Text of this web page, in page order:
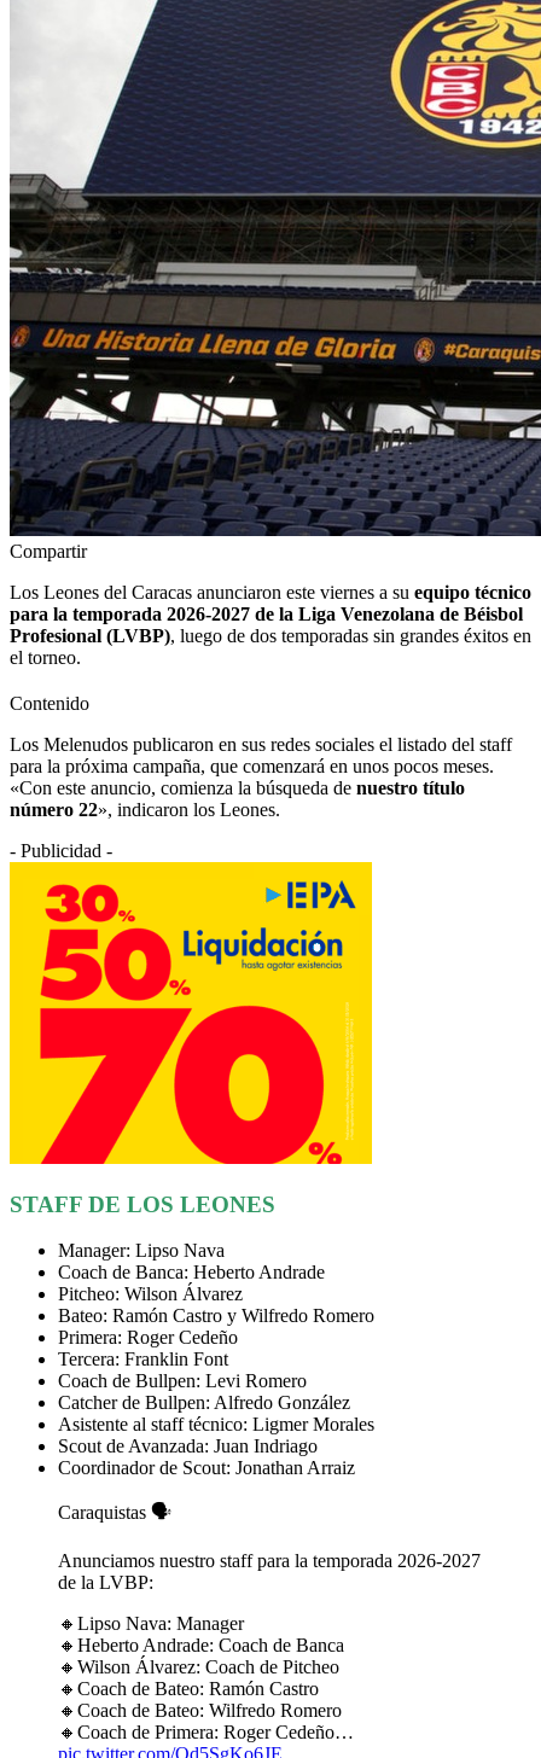
Compartir
Los Leones del Caracas anunciaron este viernes a su equipo técnico
para la temporada 2026-2027 de la Liga Venezolana de Béisbol
Profesional (LVBP), luego de dos temporadas sin grandes éxitos en
el torneo.
Contenido
Los Melenudos publicaron en sus redes sociales el listado del staff
para la próxima campaña, que comenzará en unos pocos meses.
«Con este anuncio, comienza la búsqueda de nuestro título
número 22», indicaron los Leones.
- Publicidad -
STAFF DE LOS LEONES
Manager: Lipso Nava
Coach de Banca: Heberto Andrade
Pitcheo: Wilson Álvarez
Bateo: Ramón Castro y Wilfredo Romero
Primera: Roger Cedeño
Tercera: Franklin Font
Coach de Bullpen: Levi Romero
Catcher de Bullpen: Alfredo González
Asistente al staff técnico: Ligmer Morales
Scout de Avanzada: Juan Indriago
Coordinador de Scout: Jonathan Arraiz
Caraquistas 🗣️
Anunciamos nuestro staff para la temporada 2026-2027
de la LVBP:
🔸Lipso Nava: Manager
🔸Heberto Andrade: Coach de Banca
🔸Wilson Álvarez: Coach de Pitcheo
🔸Coach de Bateo: Ramón Castro
🔸Coach de Bateo: Wilfredo Romero
🔸Coach de Primera: Roger Cedeño…